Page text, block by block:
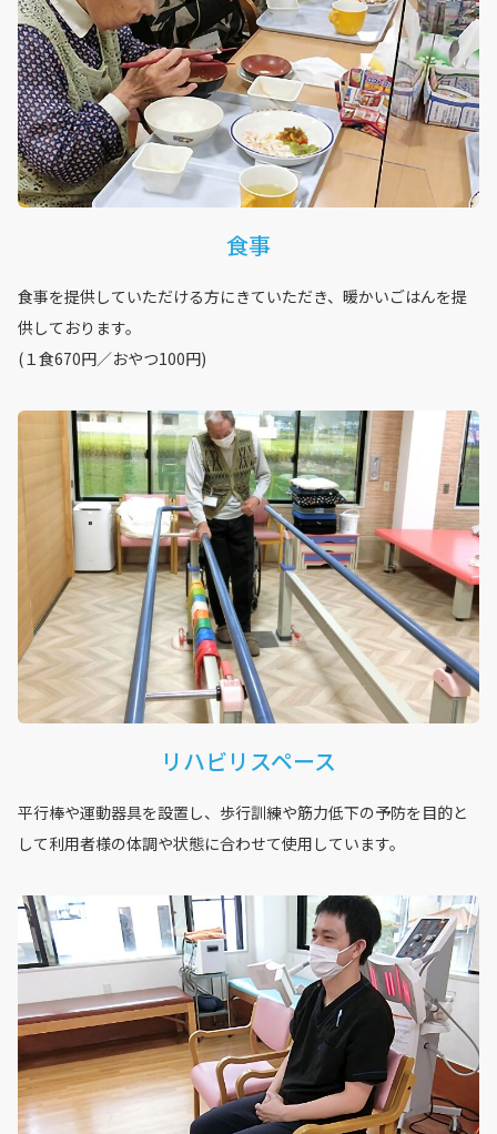
食事
食事を提供していただける方にきていただき、暖かいごはんを提
供しております。
(１食670円／おやつ100円)
リハビリスペース
平行棒や運動器具を設置し、歩行訓練や筋力低下の予防を目的と
して利用者様の体調や状態に合わせて使用しています。